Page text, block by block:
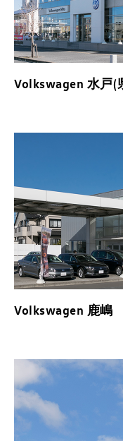
Volkswagen 水戸(
Volkswagen 鹿嶋